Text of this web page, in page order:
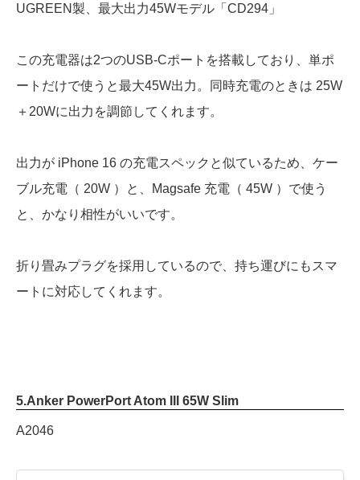
UGREEN製、最大出力45Wモデル「CD294」
この充電器は2つのUSB-Cポートを搭載しており、単ポ
ートだけで使うと最大45W出力。同時充電のときは 25W
＋20Wに出力を調節してくれます。
出力が iPhone 16 の充電スペックと似ているため、ケー
ブル充電（ 20W ）と、Magsafe 充電（ 45W ）で使う
と、かなり相性がいいです。
折り畳みプラグを採用しているので、持ち運びにもスマ
ートに対応してくれます。
5.Anker PowerPort Atom III 65W Slim
‎A2046